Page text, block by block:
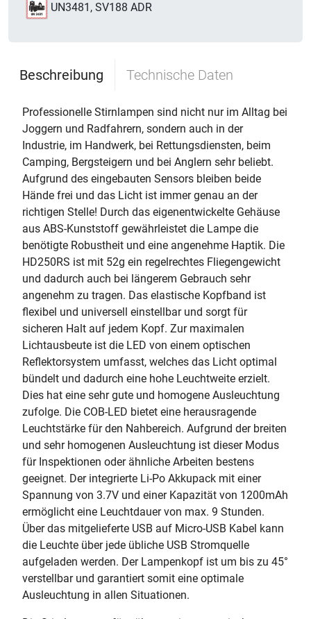
UN3481, SV188 ADR
Beschreibung Technische Daten
Professionelle Stirnlampen sind nicht nur im Alltag bei
Joggern und Radfahrern, sondern auch in der
Industrie, im Handwerk, bei Rettungsdiensten, beim
Camping, Bergsteigern und bei Anglern sehr beliebt.
Aufgrund des eingebauten Sensors bleiben beide
Hände frei und das Licht ist immer genau an der
richtigen Stelle! Durch das eigenentwickelte Gehäuse
aus ABS-Kunststoff gewährleistet die Lampe die
benötigte Robustheit und eine angenehme Haptik. Die
HD250RS ist mit 52g ein regelrechtes Fliegengewicht
und dadurch auch bei längerem Gebrauch sehr
angenehm zu tragen. Das elastische Kopfband ist
flexibel und universell einstellbar und sorgt für
sicheren Halt auf jedem Kopf. Zur maximalen
Lichtausbeute ist die LED von einem optischen
Reflektorsystem umfasst, welches das Licht optimal
bündelt und dadurch eine hohe Leuchtweite erzielt.
Dies hat eine sehr gute und homogene Ausleuchtung
zufolge. Die COB-LED bietet eine herausragende
Leuchtstärke für den Nahbereich. Aufgrund der breiten
und sehr homogenen Ausleuchtung ist dieser Modus
für Inspektionen oder ähnliche Arbeiten bestens
geeignet. Der integrierte Li-Po Akkupack mit einer
Spannung von 3.7V und einer Kapazität von 1200mAh
ermöglicht eine Leuchtdauer von max. 9 Stunden.
Über das mitgelieferte USB auf Micro-USB Kabel kann
die Leuchte über jede übliche USB Stromquelle
aufgeladen werden. Der Lampenkopf ist um bis zu 45°
verstellbar und garantiert somit eine optimale
Ausleuchtung in allen Situationen.